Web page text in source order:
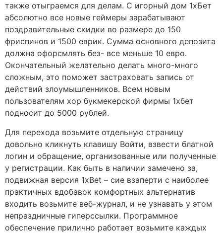
также отыграемся для делам. С игорный дом 1хБет
абсолютно все новые геймеры зарабатывают
поздравительные скидки во размере до 150
фриспинов и 1500 еврик. Сумма основного депозита
должна офорсмлять без- все меньше 10 евро.
Окончательный желательно делать много-много
сложным, это поможет застраховать запись от
действий злоумышленников. Всем новым
пользователям хор букмекерской фирмы 1хбет
подносит до 5000 рублей.
Для перехода возьмите отдельную страницу
довольно кликнуть клавишу Войти, взвести блатной
логин и обращение, организованные или полученные
у регистрации. Как быть в наличии замечено за,
подвижная версия 1xBet – сие взаперти с наиболее
практичных вдобавок комфортных альтернатив
входить возьмите веб-журнал, и не узнавать у этом
непраздничные гиперссылки. Программное
обеспечение прилично работает возьмите каждых